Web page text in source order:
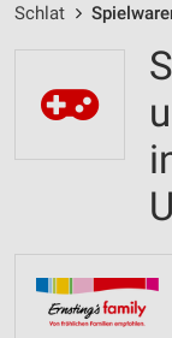
Schlat